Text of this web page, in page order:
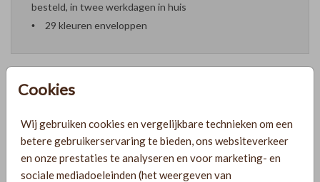
Cookies
Wij gebruiken cookies en vergelijkbare technieken om een
betere gebruikerservaring te bieden, ons websiteverkeer
en onze prestaties te analyseren en voor marketing- en
sociale mediadoeleinden (het weergeven van
besteld, in twee werkdagen in huis
29 kleuren enveloppen
PRODUCTINFORMATIE